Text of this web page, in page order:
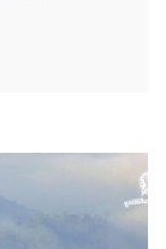
ละช่องทางการติดต่